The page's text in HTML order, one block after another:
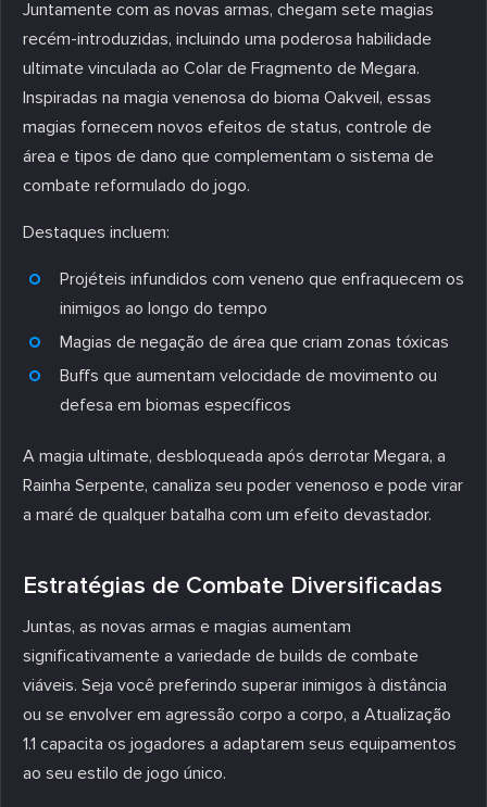
Juntamente com as novas armas, chegam sete magias
recém-introduzidas, incluindo uma poderosa habilidade
ultimate vinculada ao Colar de Fragmento de Megara.
Inspiradas na magia venenosa do bioma Oakveil, essas
magias fornecem novos efeitos de status, controle de
área e tipos de dano que complementam o sistema de
combate reformulado do jogo.
Destaques incluem:
Projéteis infundidos com veneno que enfraquecem os
inimigos ao longo do tempo
Magias de negação de área que criam zonas tóxicas
Buffs que aumentam velocidade de movimento ou
defesa em biomas específicos
A magia ultimate, desbloqueada após derrotar Megara, a
Rainha Serpente, canaliza seu poder venenoso e pode virar
a maré de qualquer batalha com um efeito devastador.
Estratégias de Combate Diversificadas
Juntas, as novas armas e magias aumentam
significativamente a variedade de builds de combate
viáveis. Seja você preferindo superar inimigos à distância
ou se envolver em agressão corpo a corpo, a Atualização
1.1 capacita os jogadores a adaptarem seus equipamentos
ao seu estilo de jogo único.